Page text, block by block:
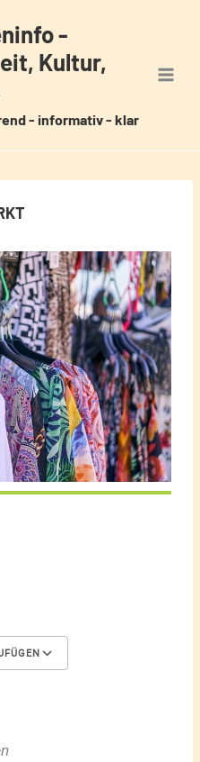
-
Kultur,
- informativ - klar